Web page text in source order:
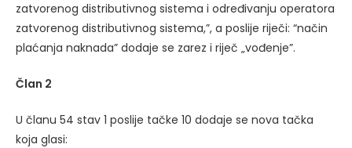
zatvorenog distributivnog sistema i određivanju operatora
zatvorenog distributivnog sistema,”, a poslije riječi: “način
plaćanja naknada” dodaje se zarez i riječ „vođenje”.
Član 2
U članu 54 stav 1 poslije tačke 10 dodaje se nova tačka
koja glasi: